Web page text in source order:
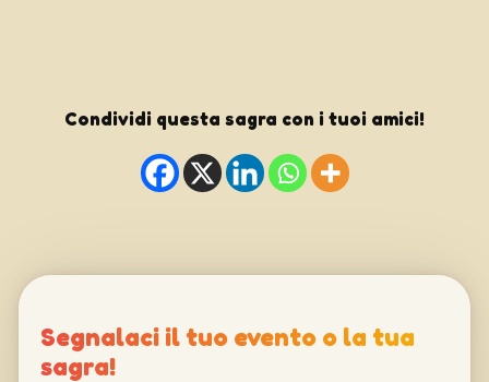
Condividi questa sagra con i tuoi amici!
Segnalaci il tuo evento o la tua
sagra!